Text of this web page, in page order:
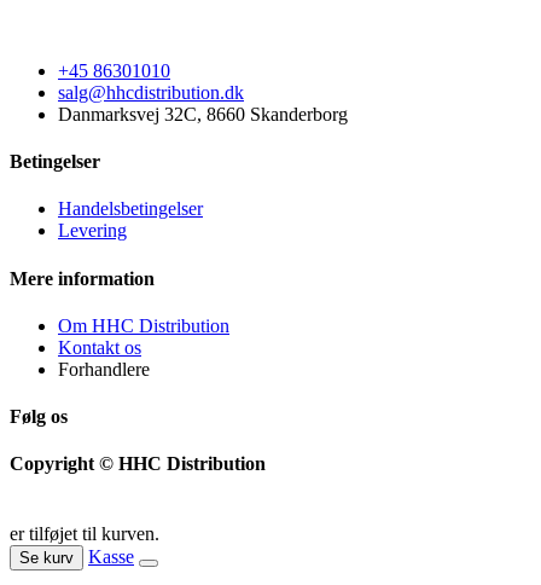
+45 86301010
salg@hhcdistribution.dk
Danmarksvej 32C, 8660 Skanderborg
Betingelser
Handelsbetingelser
Levering
Mere information
Om HHC Distribution
Kontakt os
Forhandlere
Følg os
Copyright © HHC Distribution
er tilføjet til kurven.
Se kurv Kasse